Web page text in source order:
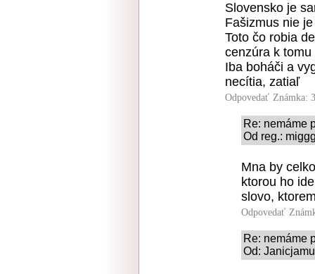
Slovensko je
Fašizmus nie
Toto čo robia
cenzúra k tomu
Iba boháči a
necítia, zatiaľ
Odpovedať Známka:
Re: nemáme
Od reg.:
Mna by
ktorou ho
slovo,
Odpovedať
Re: nemáme
Od: